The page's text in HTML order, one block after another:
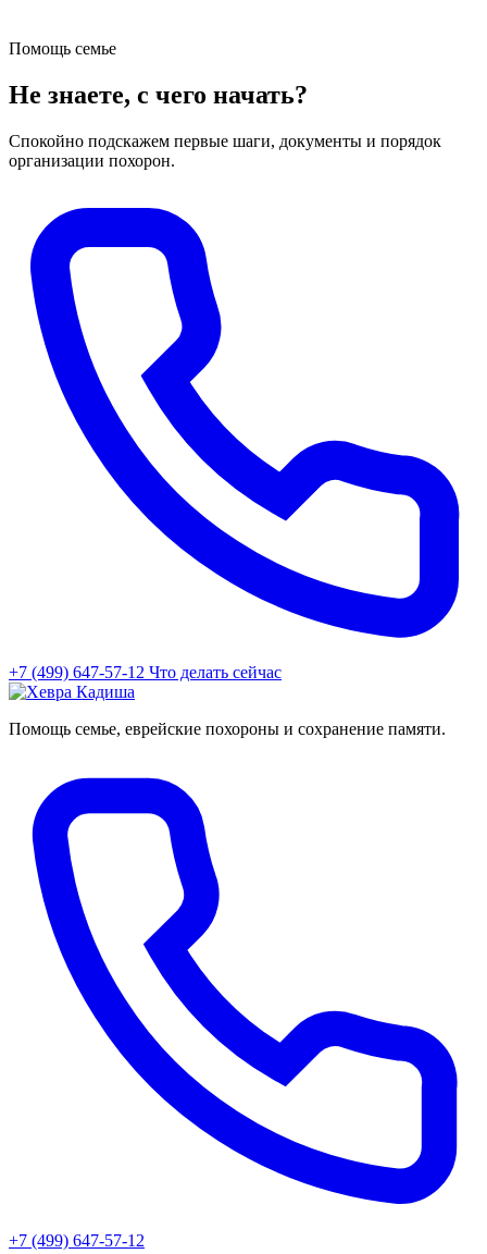
Помощь семье
Не знаете, с чего начать?
Спокойно подскажем первые шаги, документы и порядок
организации похорон.
+7 (499) 647-57-12 Что делать сейчас
Помощь семье, еврейские похороны и сохранение памяти.
+7 (499) 647-57-12